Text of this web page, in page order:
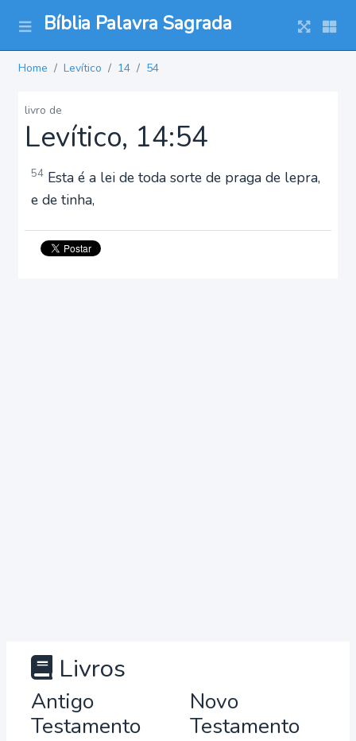
Bíblia Palavra Sagrada
Home Levítico 14 54
livro de
Levítico, 14:54
54 Esta é a lei de toda sorte de praga de lepra,
e de tinha,
Livros
Antigo
Testamento
Novo
Testamento